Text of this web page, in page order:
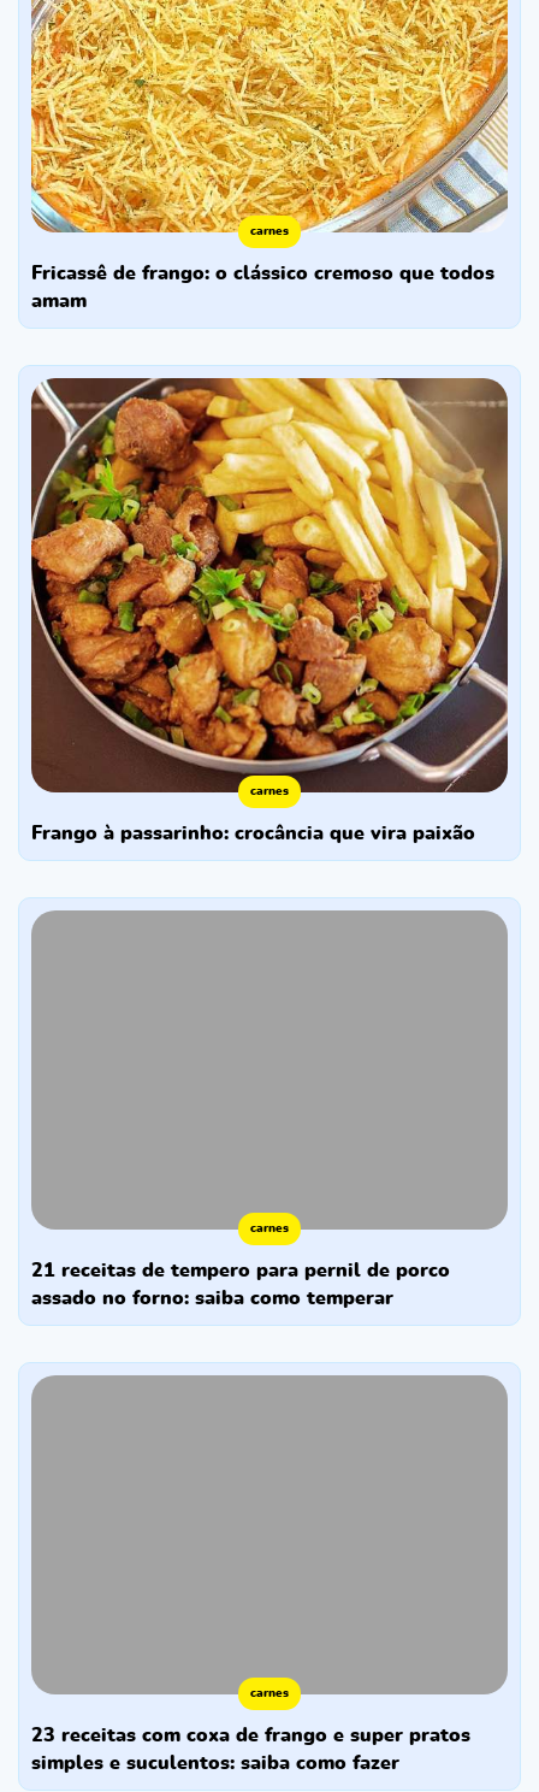
carnes
fricassê de frango: o clássico cremoso que todos
amam
carnes
frango à passarinho: crocância que vira paixão
carnes
21 receitas de tempero para pernil de porco
assado no forno: saiba como temperar
carnes
23 receitas com coxa de frango e super pratos
simples e suculentos: saiba como fazer